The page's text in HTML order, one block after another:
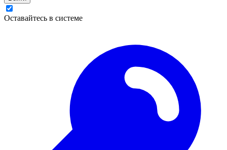
Оставайтесь в системе